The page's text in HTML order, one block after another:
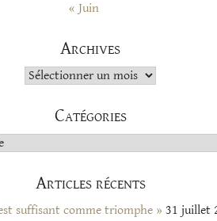
« Juin
Archives
Archives
Catégories
Articles récents
suffisant comme triomphe » 31 juillet